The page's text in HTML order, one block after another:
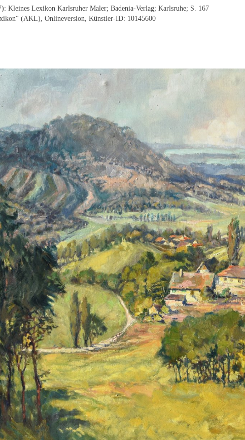
Kleines Lexikon Karlsruher Maler; Badenia-Verlag; Karlsruhe; S. 167
(AKL), Onlineversion, Künstler-ID: 10145600